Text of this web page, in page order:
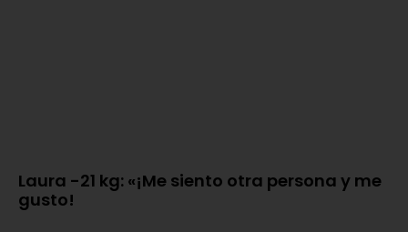
Laura -21 kg: «¡Me siento otra persona y me
gusto!